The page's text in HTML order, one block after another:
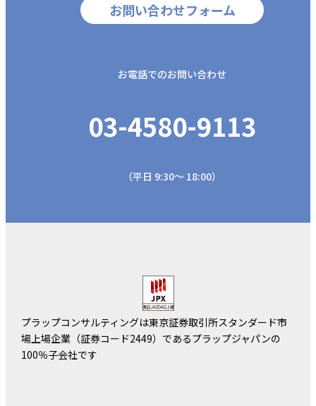
お問い合わせフォーム
お電話でのお問い合わせ
03-4580-9113
（平日 9:30～ 18:00）
プラップコンサルティングは東京証券取引所スタンダード市
場上場企業（証券コード2449）であるプラップジャパンの
100％子会社です